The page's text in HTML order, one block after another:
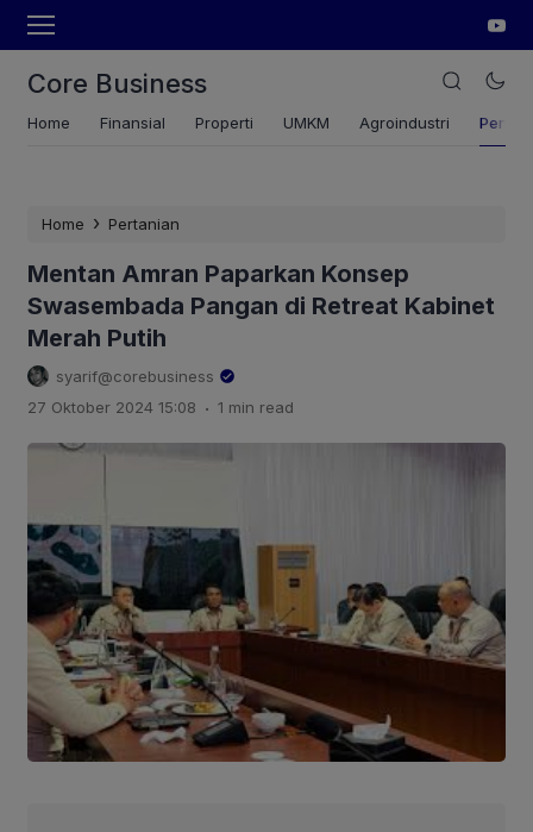
Core Business
Home Finansial Properti UMKM Agroindustri
Home › Pertanian
Mentan Amran Paparkan Konsep
Swasembada Pangan di Retreat Kabinet
Merah Putih
syarif@corebusiness
27 Oktober 2024 15:08 . 1 min read